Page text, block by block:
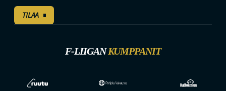
TILAA
F-LIIGANKUMPPANIT